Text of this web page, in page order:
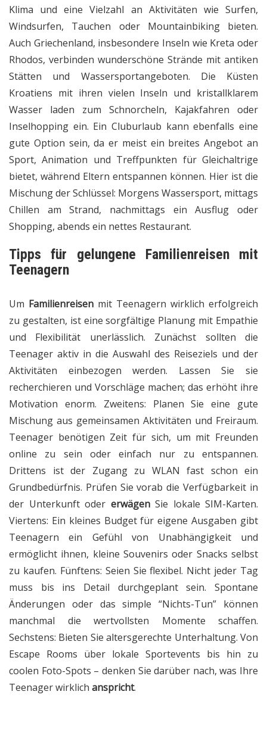
Klima und eine Vielzahl an Aktivitäten wie Surfen,
Windsurfen, Tauchen oder Mountainbiking bieten.
Auch Griechenland, insbesondere Inseln wie Kreta oder
Rhodos, verbinden wunderschöne Strände mit antiken
Stätten und Wassersportangeboten. Die Küsten
Kroatiens mit ihren vielen Inseln und kristallklarem
Wasser laden zum Schnorcheln, Kajakfahren oder
Inselhopping ein. Ein Cluburlaub kann ebenfalls eine
gute Option sein, da er meist ein breites Angebot an
Sport, Animation und Treffpunkten für Gleichaltrige
bietet, während Eltern entspannen können. Hier ist die
Mischung der Schlüssel: Morgens Wassersport, mittags
Chillen am Strand, nachmittags ein Ausflug oder
Shopping, abends ein nettes Restaurant.
Tipps für gelungene Familienreisenmit
Teenagern
Um Familienreisen mit Teenagern wirklich erfolgreich
zu gestalten, ist eine sorgfältige Planung mit Empathie
und Flexibilität unerlässlich. Zunächst sollten die
Teenager aktiv in die Auswahl des Reiseziels und der
Aktivitäten einbezogen werden. Lassen Sie sie
recherchieren und Vorschläge machen; das erhöht ihre
Motivation enorm. Zweitens: Planen Sie eine gute
Mischung aus gemeinsamen Aktivitäten und Freiraum.
Teenager benötigen Zeit für sich, um mit Freunden
online zu sein oder einfach nur zu entspannen.
Drittens ist der Zugang zu WLAN fast schon ein
Grundbedürfnis. Prüfen Sie vorab die Verfügbarkeit in
der Unterkunft oder erwägenSie lokale SIM-Karten.
Viertens: Ein kleines Budget für eigene Ausgaben gibt
Teenagern ein Gefühl von Unabhängigkeit und
ermöglicht ihnen, kleine Souvenirs oder Snacks selbst
zu kaufen. Fünftens: Seien Sie flexibel. Nicht jeder Tag
muss bis ins Detail durchgeplant sein. Spontane
Änderungen oder das simple “Nichts-Tun” können
manchmal die wertvollsten Momente schaffen.
Sechstens: Bieten Sie altersgerechte Unterhaltung. Von
Escape Rooms über lokale Sportevents bis hin zu
coolen Foto-Spots – denken Sie darüber nach, was Ihre
Teenager wirklich anspricht.